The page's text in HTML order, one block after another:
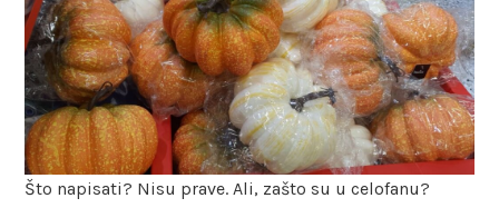
Što napisati? Nisu prave. Ali, zašto su u celofanu?